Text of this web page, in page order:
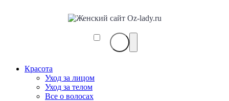
Красота
Уход за лицом
Уход за телом
Все о волосах